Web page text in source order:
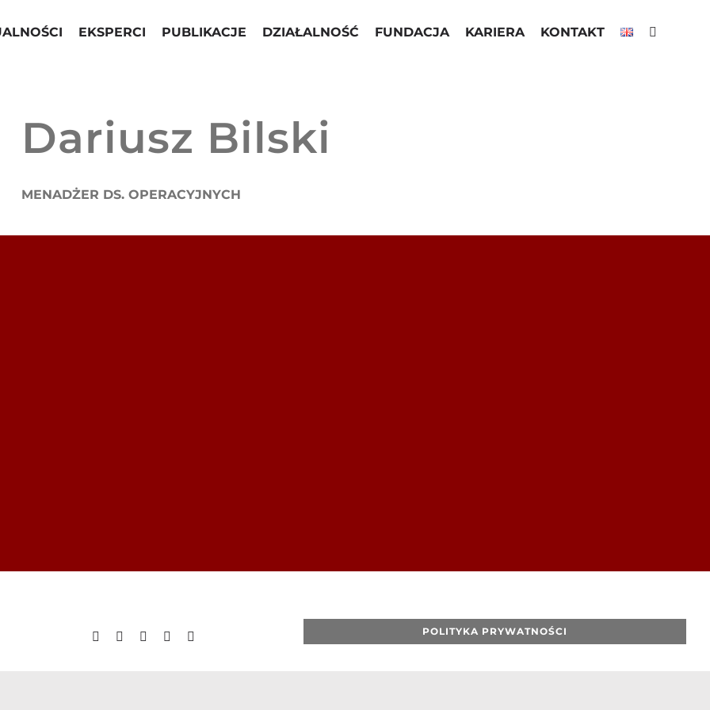
EKSPERCI PUBLIKACJE DZIAŁALNOŚĆ FUNDACJA KARIERA KONTAKT
Dariusz Bilski
MENADŻER DS. OPERACYJNYCH
POLITYKA PRYWATNOŚCI